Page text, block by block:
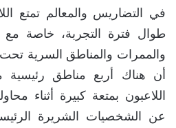
في التضاريس والمعالم تمتع
طوال فترة التجربة، خاصة مع
والممرات والمناطق السرية
أن هناك أربع مناطق رئيسية
اللاعبون بمتعة كبيرة أثناء
عن الشخصيات الشريرة